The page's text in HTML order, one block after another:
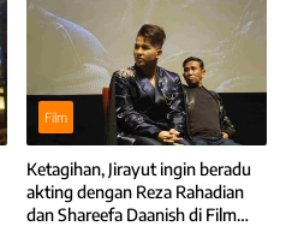
Film
Ketagihan, Jirayut ingin beradu
akting dengan Reza Rahadian
dan Shareefa Daanish di Film